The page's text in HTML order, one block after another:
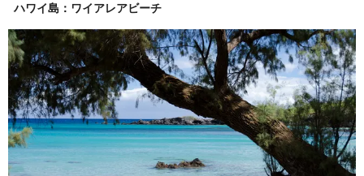
ハワイ島：ワイアレアビーチ